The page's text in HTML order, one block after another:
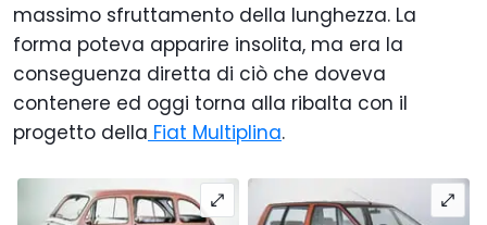
massimo sfruttamento della lunghezza. La
forma poteva apparire insolita, ma era la
conseguenza diretta di ciò che doveva
contenere ed oggi torna alla ribalta con il
progetto della Fiat Multiplina.